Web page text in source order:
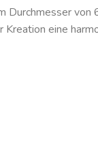
Durchmesser von
eine